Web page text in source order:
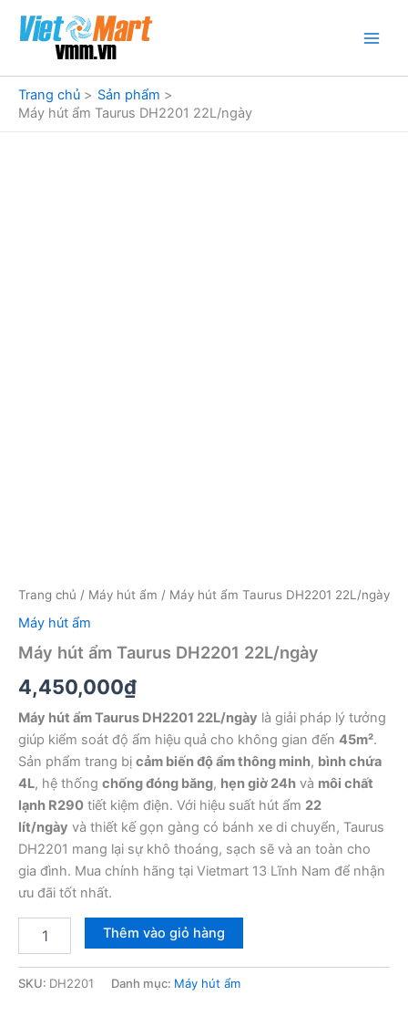
dung
Trang chủ
Sản phẩm
Máy hút ẩm Taurus DH2201 22L/ngày
Trang chủ / Máy hút ẩm / Máy hút ẩm Taurus DH2201 22L/ngày
Máy hút ẩm
Máy hút ẩm Taurus DH2201 22L/ngày
4,450,000₫
Máy hút ẩm Taurus DH2201 22L/ngày là giải pháp lý tưởng
giúp kiểm soát độ ẩm hiệu quả cho không gian đến 45m².
Sản phẩm trang bị cảm biến độ ẩm thông minh, bình chứa
4L, hệ thống chống đóng băng, hẹn giờ 24h và môi chất
lạnh R290 tiết kiệm điện. Với hiệu suất hút ẩm 22
lít/ngày và thiết kế gọn gàng có bánh xe di chuyển, Taurus
DH2201 mang lại sự khô thoáng, sạch sẽ và an toàn cho
gia đình. Mua chính hãng tại Vietmart 13 Lĩnh Nam để nhận
ưu đãi tốt nhất.
Taurus
Thêm vào giỏ hàng
SKU: DH2201 Danh mục: Máy hút ẩm